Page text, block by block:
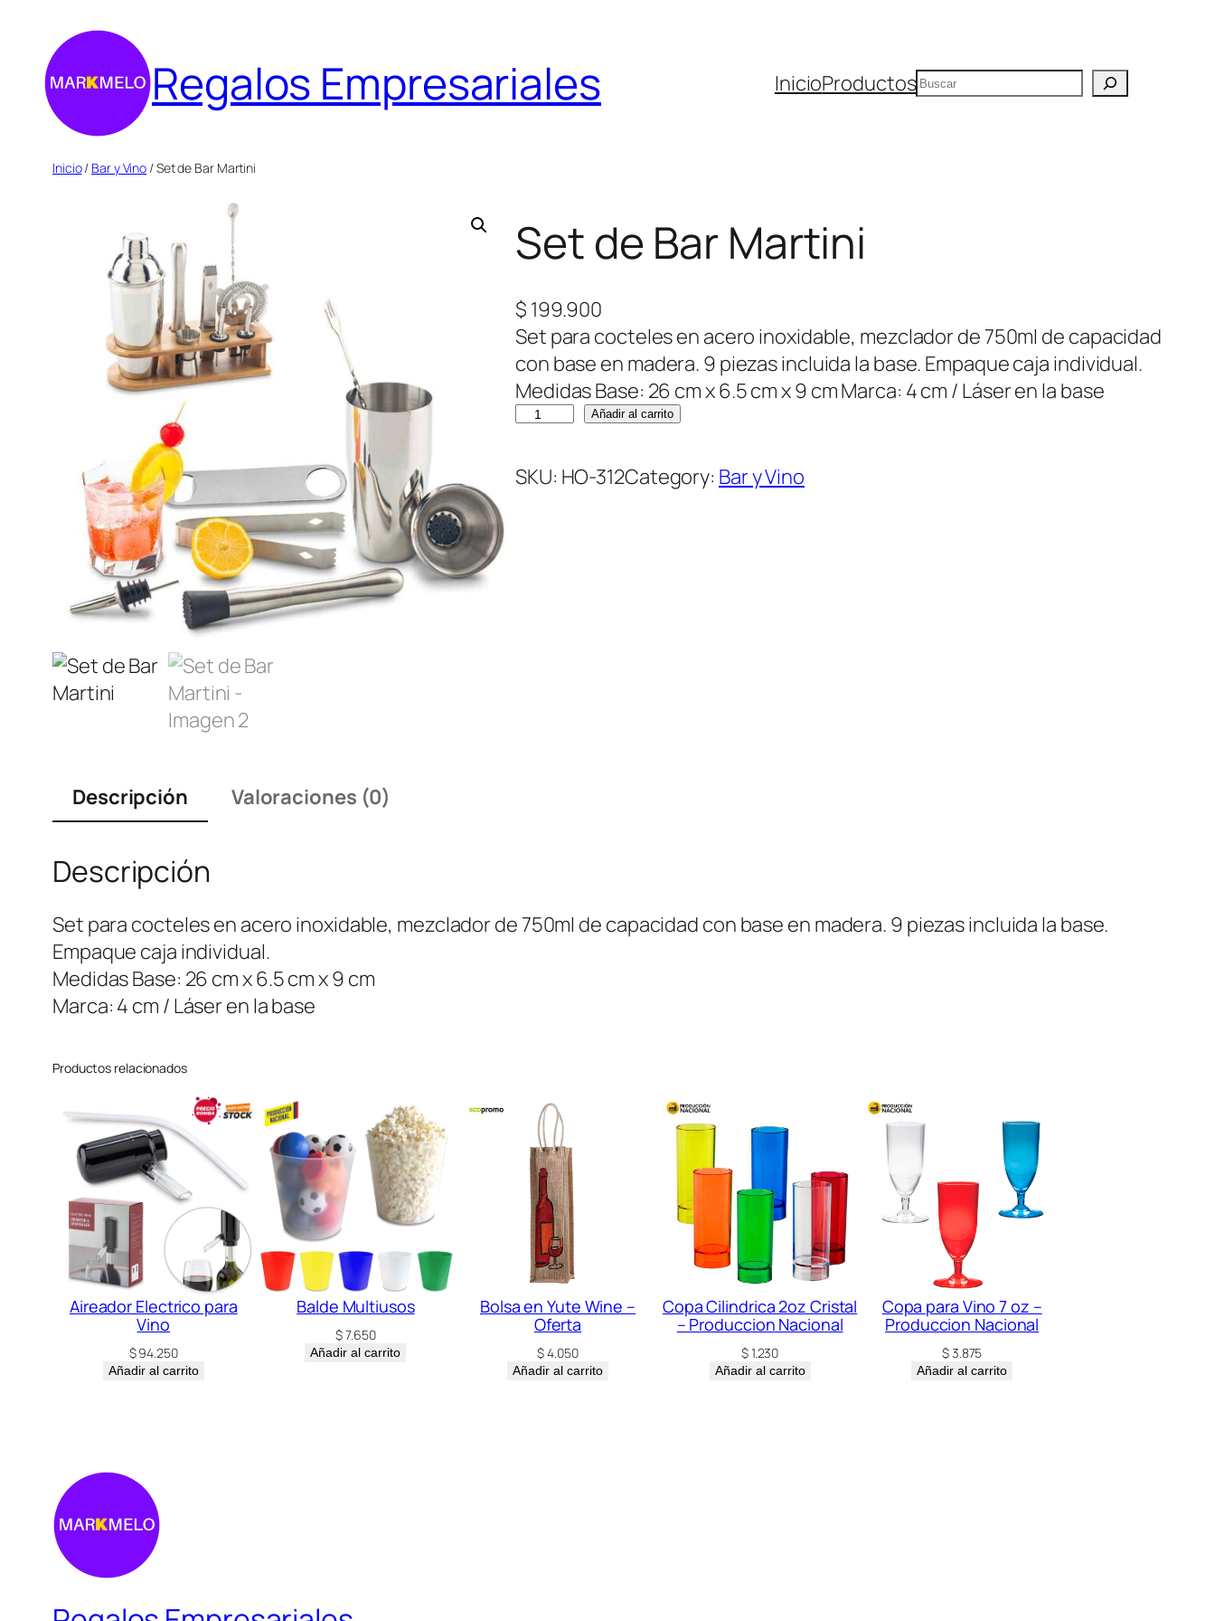
contenido
Regalos Empresariales InicioProductosBuscar
Inicio/ Bar y Vino / Set de Bar Martini
Set de Bar Martini
$ 199.900
Set para cocteles en acero inoxidable, mezclador de 750ml de capacidad
con base en madera. 9 piezas incluida la base. Empaque caja individual.
Medidas Base: 26 cm x 6.5 cm x 9 cm Marca: 4 cm / Láser en la base
S
t
i
Añadir al carrito
SKU: HO-312Category: Bar y Vino
Descripción Valoraciones (0)
Descripción
Set para cocteles en acero inoxidable, mezclador de 750ml de capacidad con base en madera. 9 piezas incluida la base.
Empaque caja individual.
Medidas Base: 26 cm x 6.5 cm x 9 cm
Marca: 4 cm / Láser en la base
Productos relacionados
Aireador Electrico para
Vino
$94.250
Añadir al carrito
Balde Multiusos
$7.650
Añadir al carrito
Bolsa en Yute Wine –
Oferta
$4.050
Añadir al carrito
Copa Cilindrica 2oz Cristal
– Produccion Nacional
$1.230
Añadir al carrito
Copa para Vino 7 oz –
Produccion Nacional
$3.875
Añadir al carrito